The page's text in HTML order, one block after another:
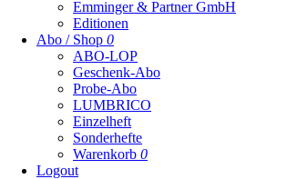
Emminger & Partner GmbH
Editionen
Abo / Shop 0
ABO-LOP
Geschenk-Abo
Probe-Abo
LUMBRICO
Einzelheft
Sonderhefte
Warenkorb 0
Logout